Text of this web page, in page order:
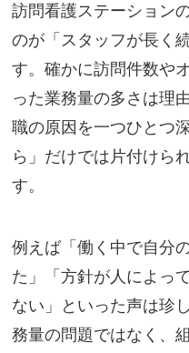
訪問看護ステーション
のが「スタッフが長く
す。確かに訪問件数や
った業務量の多さは理
職の原因を一つひとつ
ら」だけでは片付けら
す。
例えば「働く中で自分
た」「方針が人によっ
ない」といった声は珍
務量の問題ではなく、